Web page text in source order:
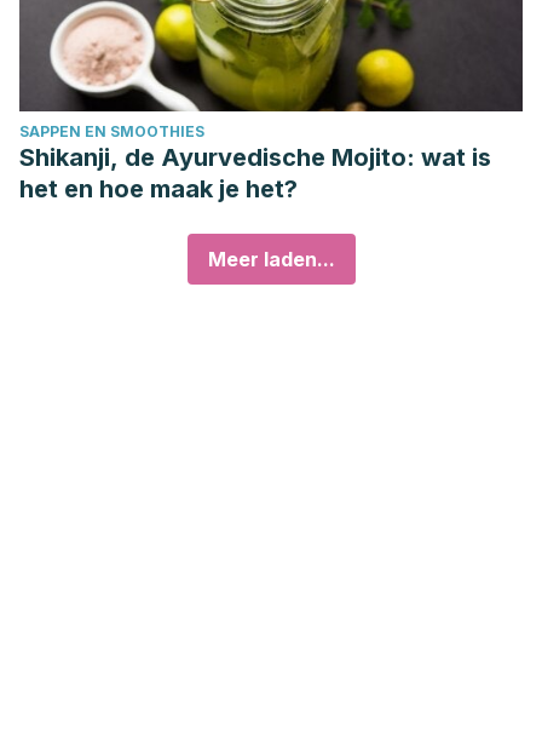
SAPPEN EN SMOOTHIES
Shikanji, de Ayurvedische Mojito: wat is
het en hoe maak je het?
Meer laden...